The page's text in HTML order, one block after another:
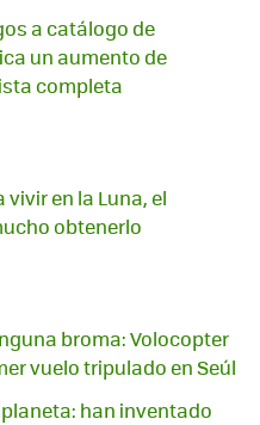
a catálogo de
un aumento de
completa
en la Luna, el
obtenerlo
broma: Volocopter
vuelo tripulado en Seúl
han inventado